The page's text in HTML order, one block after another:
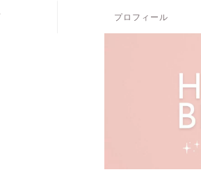
プロフィール